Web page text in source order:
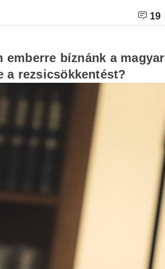
19
bíznánk a magyar
a rezsicsökkentést?